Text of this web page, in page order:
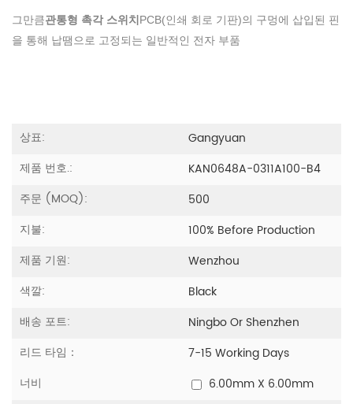
그만큼관통형 촉각 스위치 PCB(인쇄 회로 기판)의 구멍에 삽입된 핀
을 통해 납땜으로 고정되는 일반적인 전자 부품
상표:
Gangyuan
제품 번호.:
KAN0648A-0311A100-B4
주문 (MOQ):
500
지불:
100% Before Production
제품 기원:
Wenzhou
색깔:
Black
배송 포트:
Ningbo Or Shenzhen
리드 타임：
7-15 Working Days
너비
6.00mm X 6.00mm